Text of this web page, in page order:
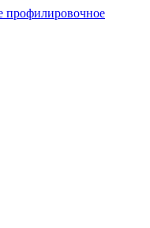
профилировочное